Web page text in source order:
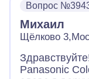
Вопрос
Михаил
Щёлково
Panasonic